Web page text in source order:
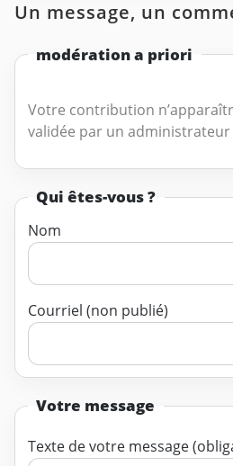
Un message, un
modération a priori
Votre contribution
validée par un administrateur
Qui êtes-vous ?
Nom
Courriel (non publié)
Votre message
Texte de votre